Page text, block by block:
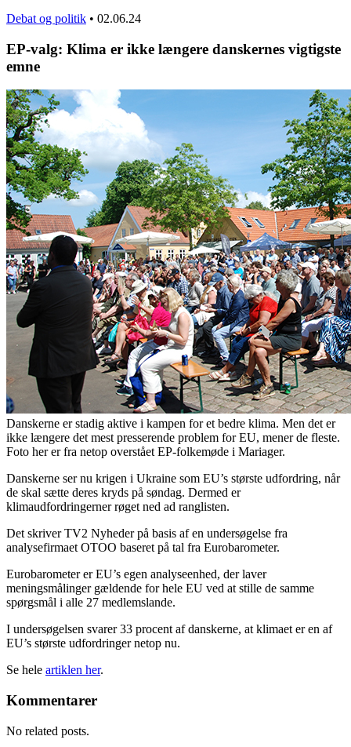
Debat og politik • 02.06.24
EP-valg: Klima er ikke længere danskernes vigtigste
emne
Danskerne er stadig aktive i kampen for et bedre klima. Men det er
ikke længere det mest presserende problem for EU, mener de fleste.
Foto her er fra netop overstået EP-folkemøde i Mariager.
Danskerne ser nu krigen i Ukraine som EU’s største udfordring, når
de skal sætte deres kryds på søndag. Dermed er
klimaudfordringerner røget ned ad ranglisten.
Det skriver TV2 Nyheder på basis af en undersøgelse fra
analysefirmaet OTOO baseret på tal fra Eurobarometer.
Eurobarometer er EU’s egen analyseenhed, der laver
meningsmålinger gældende for hele EU ved at stille de samme
spørgsmål i alle 27 medlemslande.
I undersøgelsen svarer 33 procent af danskerne, at klimaet er en af
EU’s største udfordringer netop nu.
Se hele artiklen her.
Kommentarer
No related posts.